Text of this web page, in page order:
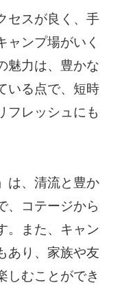
セスが良く、手
ャンプ場がいく
魅力は、豊かな
いる点で、短時
フレッシュにも
は、清流と豊か
、コテージから
。また、キャン
あり、家族や友
しむことができ